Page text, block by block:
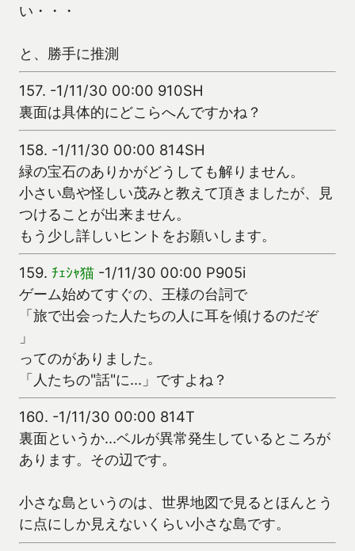
い・・・
と、勝手に推測
157. -1/11/30 00:00 910SH
裏面は具体的にどこらへんですかね？
158. -1/11/30 00:00 814SH
緑の宝石のありかがどうしても解りません。
小さい島や怪しい茂みと教えて頂きましたが、見
つけることが出来ません。
もう少し詳しいヒントをお願いします。
159. ﾁｪｼｬ猫 -1/11/30 00:00 P905i
ゲーム始めてすぐの、王様の台詞で
「旅で出会った人たちの人に耳を傾けるのだぞ
」
ってのがありました。
「人たちの"話"に…」ですよね？
160. -1/11/30 00:00 814T
裏面というか…ベルが異常発生しているところが
あります。その辺です。
小さな島というのは、世界地図で見るとほんとう
に点にしか見えないくらい小さな島です。